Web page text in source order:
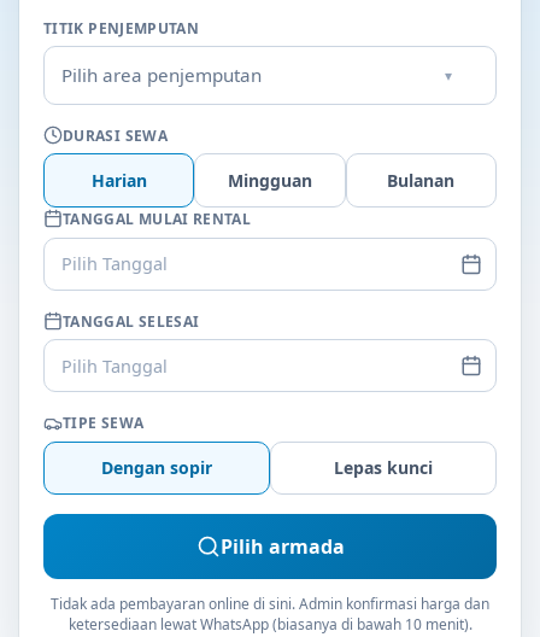
TITIK PENJEMPUTAN
Pilih area penjemputan ▾
DURASI SEWA
Harian Mingguan Bulanan
TANGGAL MULAI RENTAL
Pilih Tanggal
TANGGAL SELESAI
Pilih Tanggal
TIPE SEWA
Dengan sopir Lepas kunci
Pilih armada
Tidak ada pembayaran online di sini. Admin konfirmasi harga dan
ketersediaan lewat WhatsApp (biasanya di bawah 10 menit).